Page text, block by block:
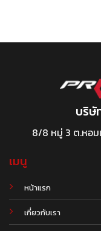
บริษั
8/8 หมู่ 3 ต.หอม
เมนู
หน้าแรก
เกี่ยวกับเรา